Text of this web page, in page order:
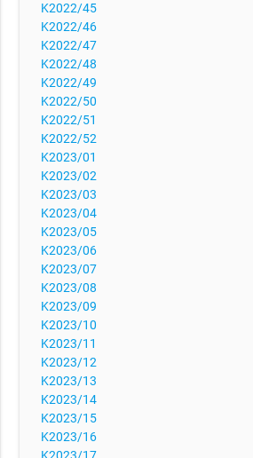
K2022/45
K2022/46
K2022/47
K2022/48
K2022/49
K2022/50
K2022/51
K2022/52
K2023/01
K2023/02
K2023/03
K2023/04
K2023/05
K2023/06
K2023/07
K2023/08
K2023/09
K2023/10
K2023/11
K2023/12
K2023/13
K2023/14
K2023/15
K2023/16